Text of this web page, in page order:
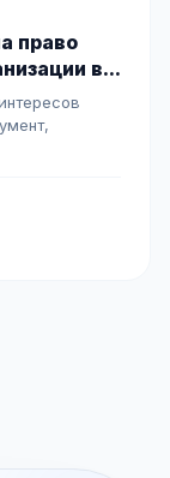
право
в...